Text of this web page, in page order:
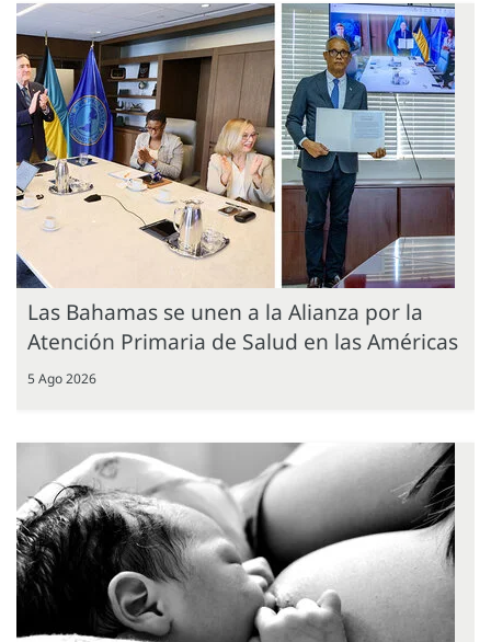
Las Bahamas se unen a la Alianza por la
Atención Primaria de Salud en las Américas
5 Ago 2026